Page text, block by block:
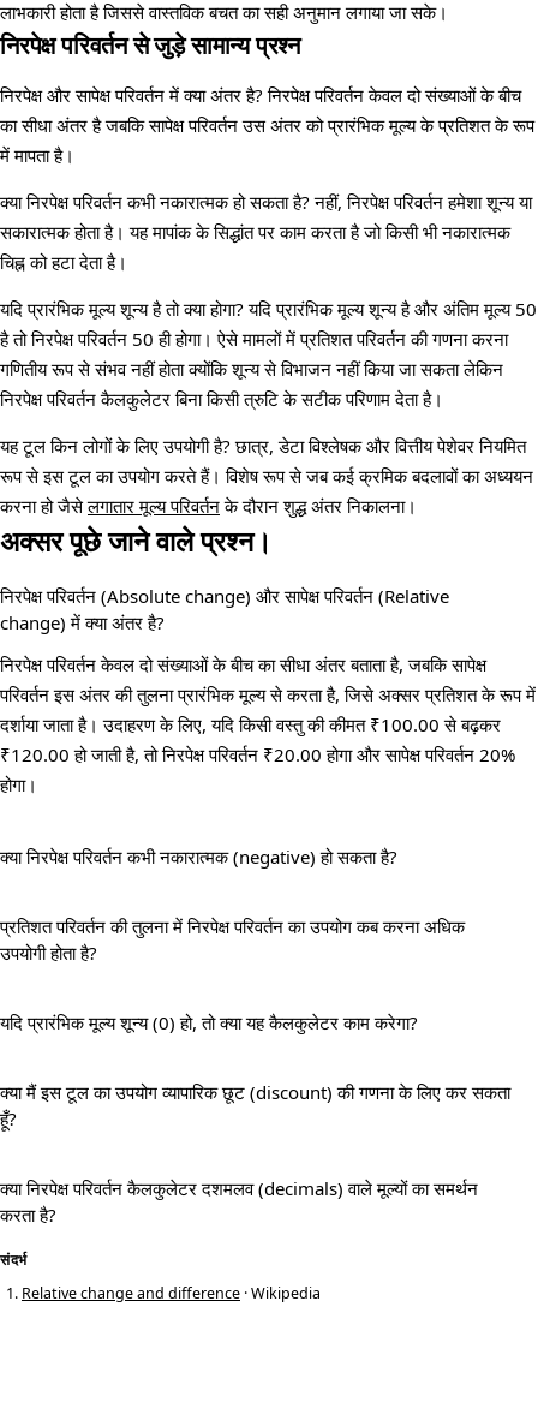
लाभकारी होता है जिससे वास्तविक बचत का सही अनुमान लगाया जा सके।
निरपेक्ष परिवर्तन से जुड़े सामान्य प्रश्न
निरपेक्ष और सापेक्ष परिवर्तन में क्या अंतर है? निरपेक्ष परिवर्तन केवल दो संख्याओं के बीच
का सीधा अंतर है जबकि सापेक्ष परिवर्तन उस अंतर को प्रारंभिक मूल्य के प्रतिशत के रूप
में मापता है।
क्या निरपेक्ष परिवर्तन कभी नकारात्मक हो सकता है? नहीं, निरपेक्ष परिवर्तन हमेशा शून्य या
सकारात्मक होता है। यह मापांक के सिद्धांत पर काम करता है जो किसी भी नकारात्मक
चिह्न को हटा देता है।
यदि प्रारंभिक मूल्य शून्य है तो क्या होगा? यदि प्रारंभिक मूल्य शून्य है और अंतिम मूल्य 50
है तो निरपेक्ष परिवर्तन 50 ही होगा। ऐसे मामलों में प्रतिशत परिवर्तन की गणना करना
गणितीय रूप से संभव नहीं होता क्योंकि शून्य से विभाजन नहीं किया जा सकता लेकिन
निरपेक्ष परिवर्तन कैलकुलेटर बिना किसी त्रुटि के सटीक परिणाम देता है।
यह टूल किन लोगों के लिए उपयोगी है? छात्र, डेटा विश्लेषक और वित्तीय पेशेवर नियमित
रूप से इस टूल का उपयोग करते हैं। विशेष रूप से जब कई क्रमिक बदलावों का अध्ययन
करना हो जैसेलगातार मूल्य परिवर्तनके दौरान शुद्ध अंतर निकालना।
अक्सर पूछे जाने वाले प्रश्न।
निरपेक्ष परिवर्तन (Absolute change) और सापेक्ष परिवर्तन (Relative
change) में क्या अंतर है?
निरपेक्ष परिवर्तन केवल दो संख्याओं के बीच का सीधा अंतर बताता है, जबकि सापेक्ष
परिवर्तन इस अंतर की तुलना प्रारंभिक मूल्य से करता है, जिसे अक्सर प्रतिशत के रूप में
दर्शाया जाता है। उदाहरण के लिए, यदि किसी वस्तु की कीमत ₹100.00 से बढ़कर
₹120.00 हो जाती है, तो निरपेक्ष परिवर्तन ₹20.00 होगा और सापेक्ष परिवर्तन 20%
होगा।
क्या निरपेक्ष परिवर्तन कभी नकारात्मक (negative) हो सकता है?
प्रतिशत परिवर्तन की तुलना में निरपेक्ष परिवर्तन का उपयोग कब करना अधिक
उपयोगी होता है?
यदि प्रारंभिक मूल्य शून्य (0) हो, तो क्या यह कैलकुलेटर काम करेगा?
क्या मैं इस टूल का उपयोग व्यापारिक छूट (discount) की गणना के लिए कर सकता
हूँ?
क्या निरपेक्ष परिवर्तन कैलकुलेटर दशमलव (decimals) वाले मूल्यों का समर्थन
करता है?
संदर्भ
Relative change and difference · Wikipedia